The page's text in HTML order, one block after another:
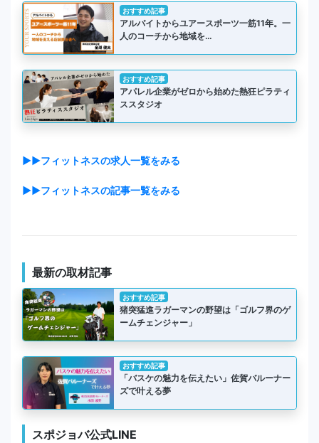
おすすめ記事
アルバイトからユアースポーツ一筋11年。一
人のコーチから地域を…
おすすめ記事
アパレル企業がゼロから始めた熱狂ピラティ
ススタジオ
▶▶フィットネスの求人一覧をみる
▶▶フィットネスの記事一覧をみる
最新の取材記事
おすすめ記事
猪突猛進ラガーマンの野望は「ゴルフ界のゲ
ームチェンジャー」
おすすめ記事
「バスケの魅力を伝えたい」佐賀バルーナー
ズで叶える夢
スポジョバ公式LINE